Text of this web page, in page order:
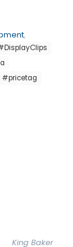
,
#pricetag
King Baker